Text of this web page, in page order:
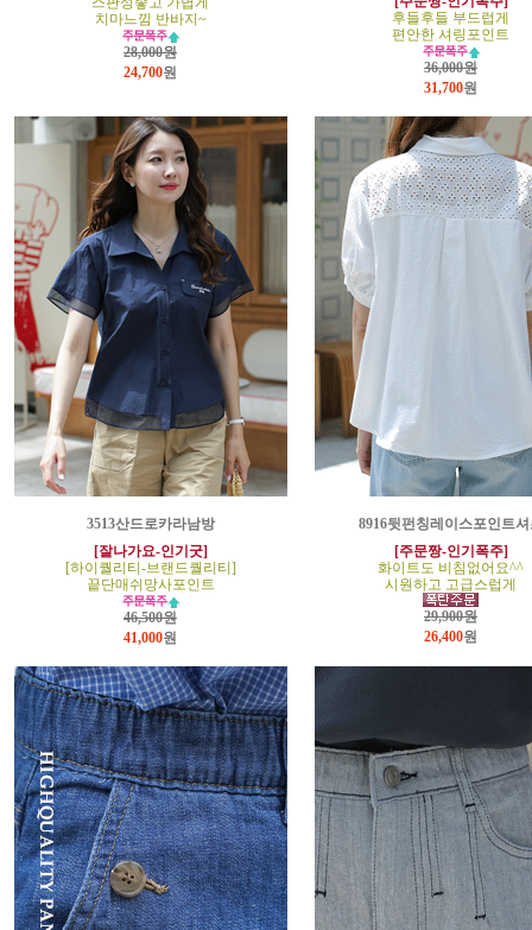
치마느낌 반바지~
28,000원
24,700원
후들후들 부드럽게
편안한 셔링포인트
36,000원
31,700원
3513산드로카라남방
[잘나가요-인기굿]
[하이퀄리티-브랜드퀄리티]
끝단매쉬망사포인트
46,500원
41,000원
8916뒷펀칭레이스포인트셔
[주문짱-인기폭주]
화이트도 비침없어요^^
시원하고 고급스럽게
29,900원
26,400원